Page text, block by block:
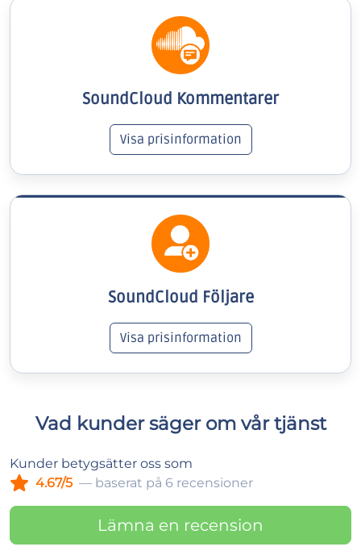
SoundCloud Kommentarer
Visa prisinformation
SoundCloud Följare
Visa prisinformation
Vad kunder säger om vår tjänst
Kunder betygsätter oss som
4.67/5 — baserat på 6 recensioner
Lämna en recension